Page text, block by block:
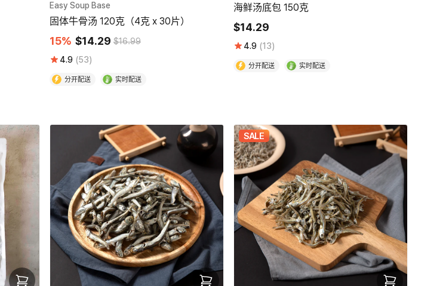
Easy Soup Base
固体牛骨汤 120克（4克 x 30片）
15% $14.29 $16.99
4.9 (53)
分开配送 实时配送
海鲜汤底包 150克
$14.29
4.9 (13)
分开配送 实时配送
SALE